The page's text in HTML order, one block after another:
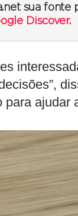
sua
Discover.
ajudar